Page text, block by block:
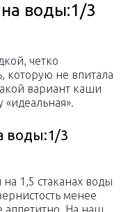
воды:1/3
четко
которую не впитала
вариант каши
«идеальная».
воды:1/3
1,5 стаканах воды
менее
аппетитно. На наш